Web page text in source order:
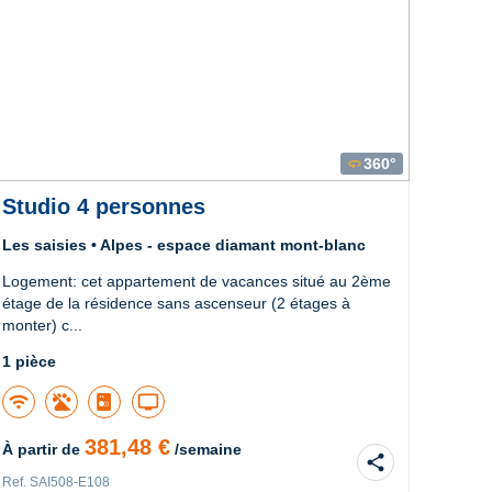
360360°
Studio 4 personnes
Les saisies • Alpes - espace diamant mont-blanc
Logement: cet appartement de vacances situé au 2ème
étage de la résidence sans ascenseur (2 étages à
monter) c...
1 pièce
wifi tv
À partir de381,48 € /semaine
Ref. SAI508-E108
share